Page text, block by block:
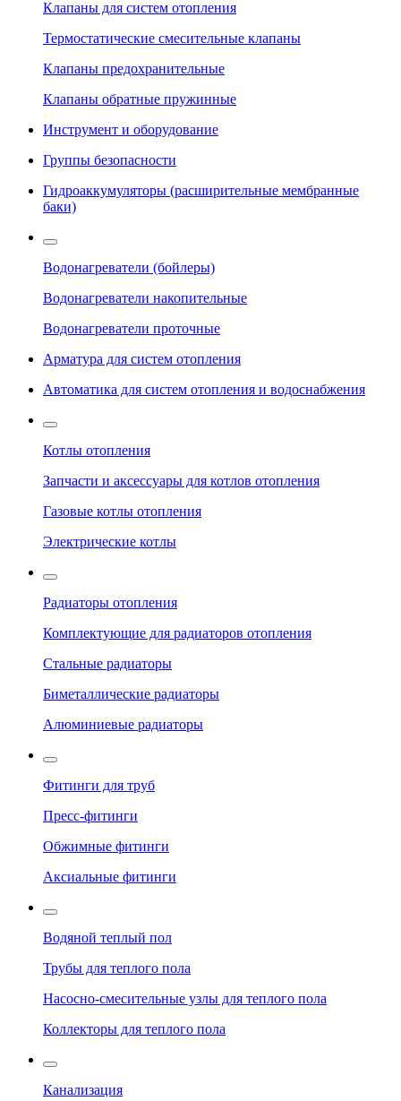
Клапаны для систем отопления
Термостатические смесительные клапаны
Клапаны предохранительные
Клапаны обратные пружинные
Инструмент и оборудование
Группы безопасности
Гидроаккумуляторы (расширительные мембранные
баки)
Водонагреватели (бойлеры)
Водонагреватели накопительные
Водонагреватели проточные
Арматура для систем отопления
Автоматика для систем отопления и водоснабжения
Котлы отопления
Запчасти и аксессуары для котлов отопления
Газовые котлы отопления
Электрические котлы
Радиаторы отопления
Комплектующие для радиаторов отопления
Стальные радиаторы
Биметаллические радиаторы
Алюминиевые радиаторы
Фитинги для труб
Пресс-фитинги
Обжимные фитинги
Аксиальные фитинги
Водяной теплый пол
Трубы для теплого пола
Насосно-смесительные узлы для теплого пола
Коллекторы для теплого пола
Канализация